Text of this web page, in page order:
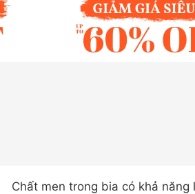
Chất men trong bia có khả năng